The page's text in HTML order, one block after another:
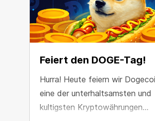
Feiert den DOGE-Tag!
Hurra! Heute feiern wir
eine der unterhaltsamsten und
kultigsten Kryptowährungen